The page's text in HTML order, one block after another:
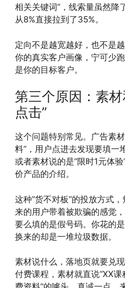
相关关键词”，线索量虽然降
从8%直接拉到了35%。
定向不是越宽越好，也不是
你的真实客户画像，宁可少
是你的目标客户。
第三个原因：素
点击”
这个问题特别常见。广告素
料”，用户点进去发现要填一
或者素材说的是”限时1元体
价产品的介绍。
这种”货不对板”的投放方式
来的用户带着被欺骗的感觉
要么填的是假号码。你花的
换来的却是一堆垃圾数据。
素材说什么，落地页就要兑
付费课程，素材就直说”XX课